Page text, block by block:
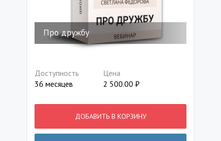
Про дружбу
Доступность
36 месяцев
Цена
2 500.00 ₽
ДОБАВИТЬ В КОРЗИНУ